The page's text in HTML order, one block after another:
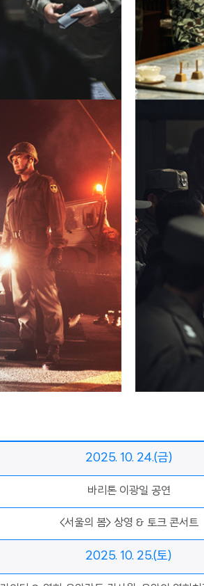
2025. 10. 24.(금)
바리톤 이광일 공연
<서울의 봄> 상영 & 토크 콘서트
2025. 10. 25.(토)